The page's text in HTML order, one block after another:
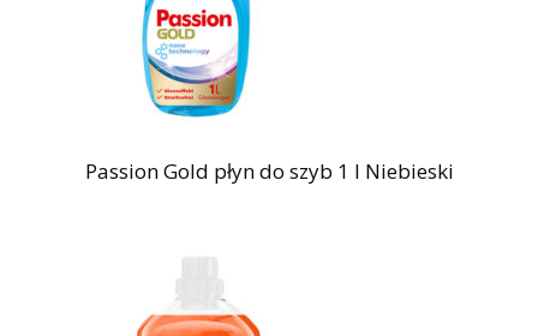
Passion Gold płyn do szyb 1 l Niebieski